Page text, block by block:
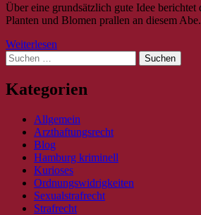
Über eine grundsätzlich gute Idee
Planten und Blomen prallen an diesem
Weiterlesen
Suche
nach:
Kategorien
Allgemein
Arzthaftungsrecht
Blog
Hamburg kriminell
Kurioses
Ordnungswidrigkeiten
Sexualstrafrecht
Strafrecht